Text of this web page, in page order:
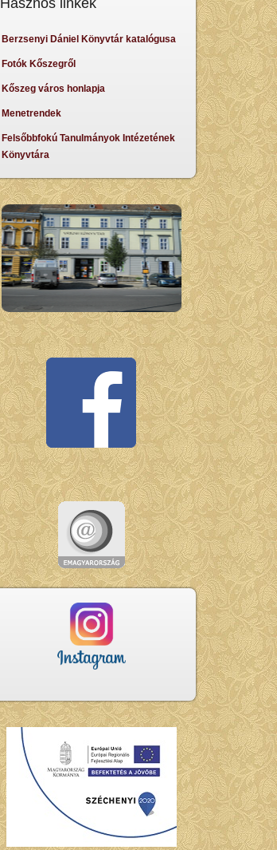
Hasznos linkek
Berzsenyi Dániel Könyvtár katalógusa
Fotók Kőszegről
Kőszeg város honlapja
Menetrendek
Felsőbbfokú Tanulmányok Intézetének
Könyvtára